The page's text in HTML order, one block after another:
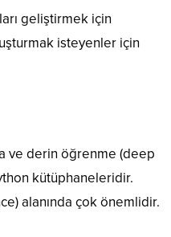
geliştirmek için
isteyenler için
ve derin öğrenme (deep
kütüphaneleridir.
alanında çok önemlidir.